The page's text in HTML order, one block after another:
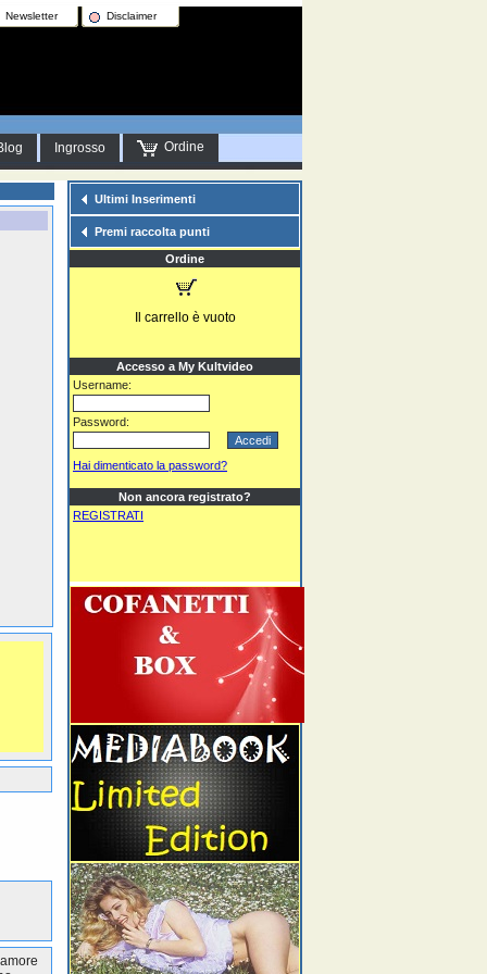
Newsletter Disclaimer
Ingrosso Ordine
Ultimi Inserimenti
Premi raccolta punti
Ordine
Il carrello è vuoto
Accesso a My Kultvideo
Username:
Password:
Hai dimenticato la password?
Non ancora registrato?
REGISTRATI